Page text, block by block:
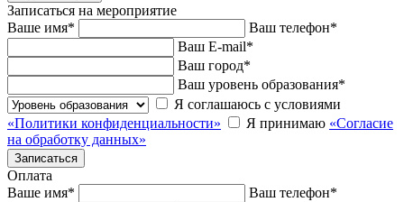
Записаться на мероприятие
Ваше имя* Ваш телефон*
Ваш E-mail*
Ваш город*
Ваш уровень образования*
Я соглашаюсь с условиями
«Политики конфиденциальности»
Я принимаю «Согласие
на обработку данных»
Оплата
Ваше имя* Ваш телефон*